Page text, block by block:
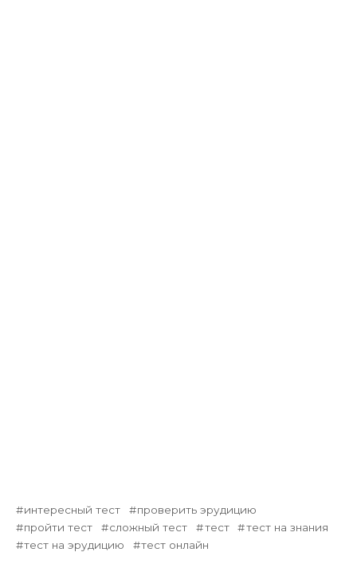
интересный тест
проверить эрудицию
пройти тест
сложный тест тест
тест на знания
тест на эрудицию
тест онлайн